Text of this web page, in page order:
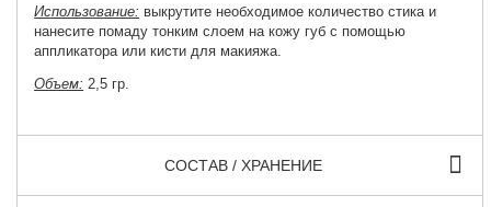
Использование: выкрутите необходимое количество стика и
нанесите помаду тонким слоем на кожу губ с помощью
аппликатора или кисти для макияжа.
Объем: 2,5 гр.
СОСТАВ / ХРАНЕНИЕ